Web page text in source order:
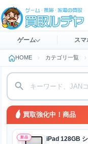
ゲーム スマ
HOME カテゴリ一覧
買取強化中！商品
新品
iPad 128GB